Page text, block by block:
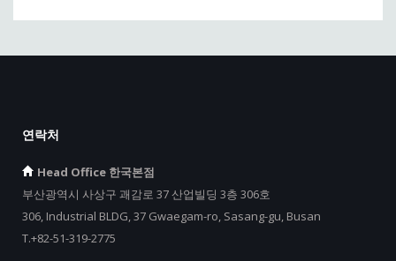
연락처
Head Office 한국본점
부산광역시 사상구 괘감로 37 산업빌딩 3층 306호
306, Industrial BLDG, 37 Gwaegam-ro, Sasang-gu, Busan
T.+82-51-319-2775